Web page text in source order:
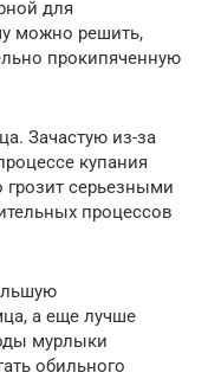
для
можно решить,
прокипяченную
Зачастую из-за
купания
грозит серьезными
процессов
а еще лучше
мурлыки
обильного